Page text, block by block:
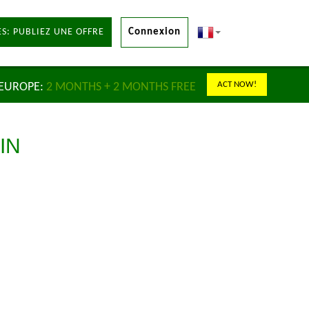
PUBLIEZ UNE OFFRE Connexion
2 MONTHS + 2 MONTHS FREE ACT NOW!